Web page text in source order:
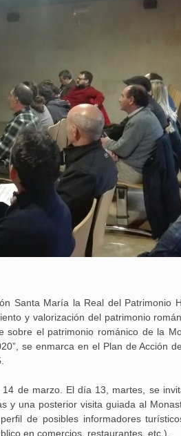
Santa María la Real del Patrimonio
y valorización del patrimonio
el patrimonio románico de la
se enmarca en el Plan de Acción
de marzo. El día 13, martes, se
y una posterior visita guiada al
de posibles informadores
en comercios, restaurantes, etc.).